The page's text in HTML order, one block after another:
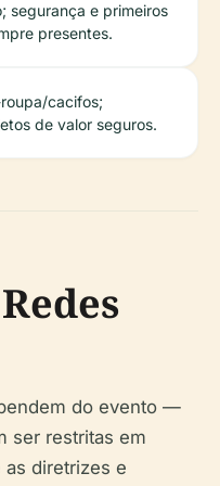
segurança e primeiros
presentes.
cacifos;
de valor seguros.
do evento —
ser restritas em
diretrizes e